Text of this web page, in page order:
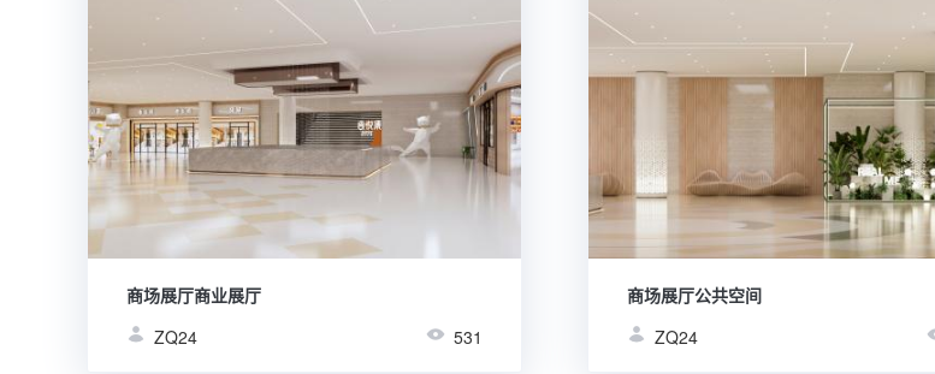
商场展厅商业展厅
ZQ24
531
商场展厅公共空间
ZQ24